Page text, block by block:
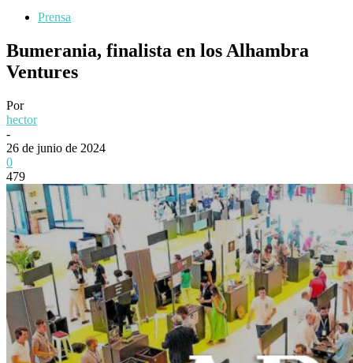
Prensa
Bumerania, finalista en los Alhambra
Ventures
Por
hector
-
26 de junio de 2024
0
479